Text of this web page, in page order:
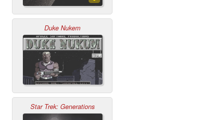
Duke Nukem
Star Trek: Generations